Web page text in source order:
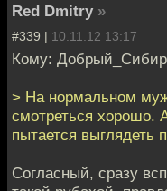
Red Dmitry »
#339 | 10.11.12 13:17
Кому:
> На нормальном
смотреться хорошо.
пытается выглядеть
Согласный, сразу